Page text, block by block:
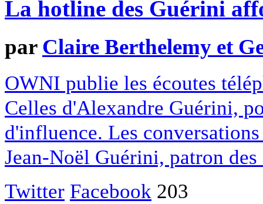
La hotline des Guérini
par Claire Berthelemy et
OWNI publie les écoutes
Celles d'Alexandre Guérini,
d'influence. Les
Jean-Noël Guérini, patron
Twitter Facebook 203